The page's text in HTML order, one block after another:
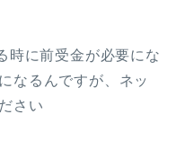
時に前受金が必要にな
なるんですが、ネッ
さい